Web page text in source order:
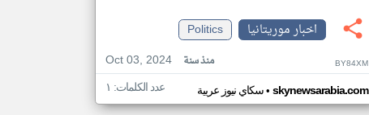
اخبار موريتانيا
Politics
Oct 03, 2024
منذ سنة BY84XM
سكاي نيوز عربية• skynewsarabia.com عدد الكلمات: ١